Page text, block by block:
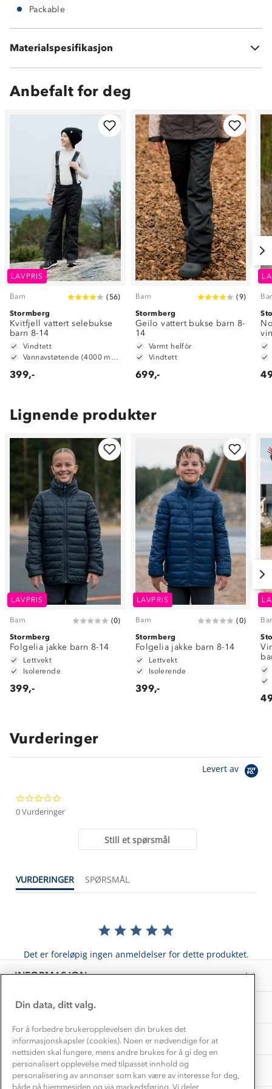
Packable
Materialspesifikasjon
Fôring: 100 % polyester
Anbefalt for deg
LAVPRIS
Barn (56)
Stormberg
Kvitfjell vattert selebukse
barn 8-14
Vindtett
399,-
Barn (9)
Stormberg
Geilo vattert bukse barn 8-
14
Varmt helfòr
Vindtett
699,-
Lignende produkter
LAVPRIS
Barn (0)
Stormberg
Folgelia jakke barn 8-14
Lettvekt
Isolerende
399,-
LAVPRIS
Barn (0)
Stormberg
Folgelia jakke barn 8-14
Lettvekt
Isolerende
399,-
Vurderinger
Levert av
star
0 Vurderinger
Still et spørsmål
VURDERINGER SPØRSMÅL
Det er foreløpig ingen anmeldelser for dette produktet.
INFORMASJON
Kundeservice
Kundeklubb
Bedrift, barnehage og SFO
Presse
OM OSS
Klima og miljø
1% til samfunnet
Samarbeide med oss?
TIPS OG RÅD
Trelagsprinsippet barn
Alt du trenger til Norgesferien
Gravidklær
Vask og vedlikehold
EL-retur
Store størrelser
Turmat oppskrifter
Beredskap
AKTIVITETER
Få turinspirasjon og tips her⛰
Overnatte utendørs⛺
Leirskole 🥾
Barnehageansatt
Tips til hyttetur
Din data, ditt valg.
For å forbedre brukeropplevelsen din brukes det
informasjonskapsler (cookies). Noen er nødvendige for at
nettsiden skal fungere, mens andre brukes for å gi deg en
personalisert opplevelse med tilpasset innhold og
personalisering av annonser som kan være av interesse for deg,
både på hjemmesiden og via markedsføring. Vi deler